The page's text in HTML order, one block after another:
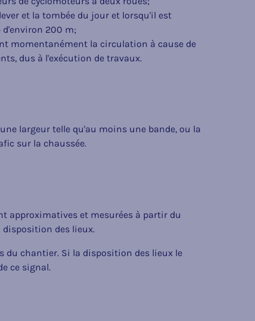
et la tombée du jour et lorsqu'il est
200 m;
momentanément la circulation à cause de
dus à l'exécution de travaux.
largeur telle qu'au moins une bande, ou la
sur la chaussée.
approximatives et mesurées à partir du
disposition des lieux.
du chantier. Si la disposition des lieux le
ce signal.